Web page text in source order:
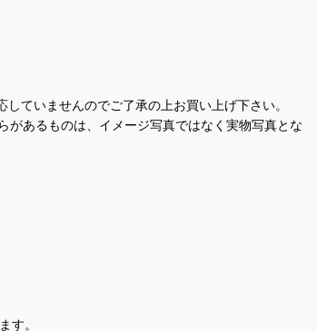
ていませんのでご了承の上お買い上げ下さい。
あるものは、イメージ写真ではなく実物写真とな
す。